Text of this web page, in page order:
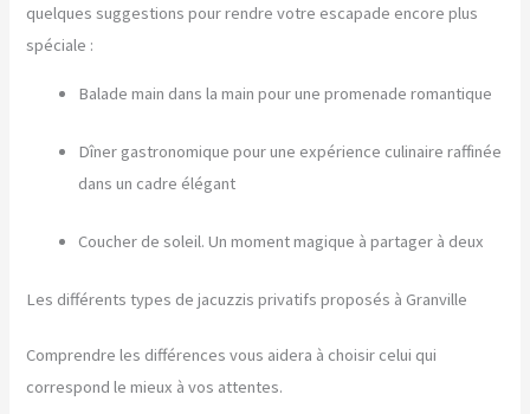
quelques suggestions pour rendre votre escapade encore plus
spéciale :
Balade main dans la main pour une promenade romantique
Dîner gastronomique pour une expérience culinaire raffinée
dans un cadre élégant
Coucher de soleil. Un moment magique à partager à deux
Les différents types de jacuzzis privatifs proposés à Granville
Comprendre les différences vous aidera à choisir celui qui
correspond le mieux à vos attentes.